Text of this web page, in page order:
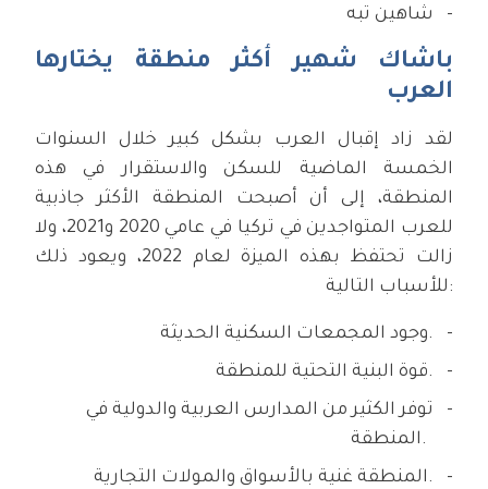
شاهين تبه
باشاك شهير أكثر منطقة يختارها
العرب
لقد زاد إقبال العرب بشكل كبير خلال السنوات
الخمسة الماضية للسكن والاستقرار في هذه
المنطقة، إلى أن أصبحت المنطقة الأكثر جاذبية
للعرب المتواجدين في تركيا في عامي 2020 و2021، ولا
زالت تحتفظ بهذه الميزة لعام 2022، ويعود ذلك
للأسباب التالية:
وجود المجمعات السكنية الحديثة.
قوة البنية التحتية للمنطقة.
توفر الكثير من المدارس العربية والدولية في
المنطقة.
المنطقة غنية بالأسواق والمولات التجارية.